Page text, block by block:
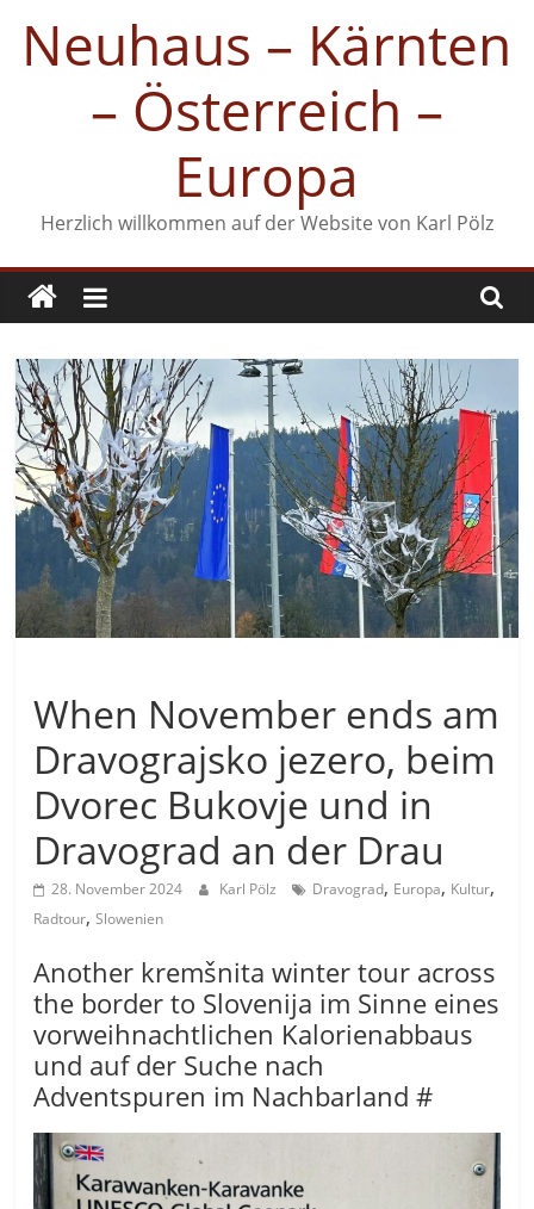
Inhalt
springen
Neuhaus – Kärnten
– Österreich –
Europa
Herzlich willkommen auf der Website von Karl Pölz
When November ends am
Dravograjsko jezero, beim
Dvorec Bukovje und in
Dravograd an der Drau
28. November 2024 Karl Pölz Dravograd, Europa, Kultur,
Radtour,Slowenien
Another kremšnita winter tour across
the border to Slovenija im Sinne eines
vorweihnachtlichen Kalorienabbaus
und auf der Suche nach
Adventspuren im Nachbarland #